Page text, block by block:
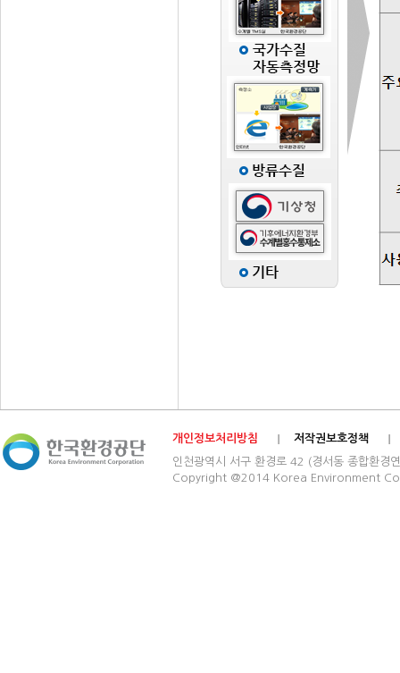
개인정보처리방침
저작권보호정책
인천광역시 서구 환경로 42 (경서동 종합
Copyright @2014 Korea Environment